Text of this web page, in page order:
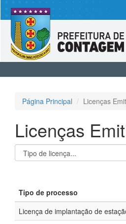
Página Principal Licenças
Licenças
Tipo de processo
Licença de implantação de